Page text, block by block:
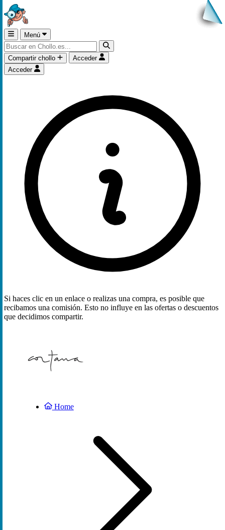
Menú
Compartir chollo
Acceder
Acceder
Si haces clic en un enlace o realizas una compra, es posible que
recibamos una comisión. Esto no influye en las ofertas o descuentos
que decidimos compartir.
Home